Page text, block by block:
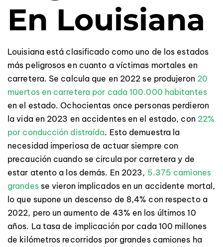
En Louisiana
Louisiana está clasificado como uno de los estados
más peligrosos en cuanto a víctimas mortales en
carretera. Se calcula que en 2022 se produjeron 20
muertos en carretera por cada 100.000 habitantes
en el estado. Ochocientas once personas perdieron
la vida en 2023 en accidentes en el estado, con 22%
por conducción distraída. Esto demuestra la
necesidad imperiosa de actuar siempre con
precaución cuando se circula por carretera y de
estar atento a los demás. En 2023, 5.375 camiones
grandesse vieron implicados en un accidente mortal,
lo que supone un descenso de 8,4% con respecto a
2022, pero un aumento de 43% en los últimos 10
años. La tasa de implicación por cada 100 millones
de kilómetros recorridos por grandes camiones ha